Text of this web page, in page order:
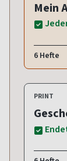
Mein
6 Hefte
PRINT